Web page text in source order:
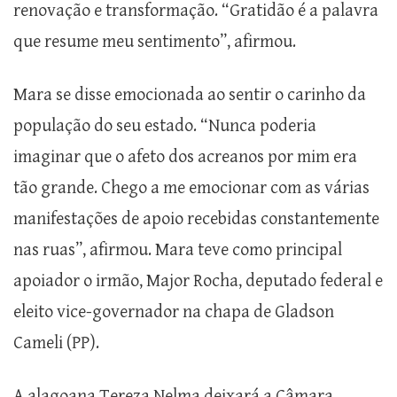
renovação e transformação. “Gratidão é a palavra
que resume meu sentimento”, afirmou.
Mara se disse emocionada ao sentir o carinho da
população do seu estado. “Nunca poderia
imaginar que o afeto dos acreanos por mim era
tão grande. Chego a me emocionar com as várias
manifestações de apoio recebidas constantemente
nas ruas”, afirmou. Mara teve como principal
apoiador o irmão, Major Rocha, deputado federal e
eleito vice-governador na chapa de Gladson
Cameli (PP).